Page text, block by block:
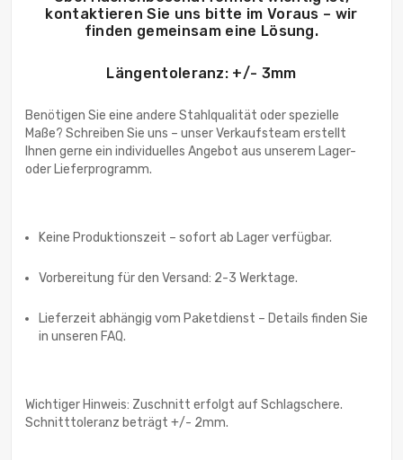
kontaktieren Sie uns bitte im Voraus – wir
finden gemeinsam eine Lösung.
Längentoleranz: +/- 3mm
Benötigen Sie eine andere Stahlqualität oder spezielle
Maße? Schreiben Sie uns – unser Verkaufsteam erstellt
Ihnen gerne ein individuelles Angebot aus unserem Lager-
oder Lieferprogramm.
Keine Produktionszeit – sofort ab Lager verfügbar.
Vorbereitung für den Versand: 2-3 Werktage.
Lieferzeit abhängig vom Paketdienst – Details finden Sie
in unseren FAQ.
Wichtiger Hinweis: Zuschnitt erfolgt auf Schlagschere.
Schnitttoleranz beträgt +/- 2mm.